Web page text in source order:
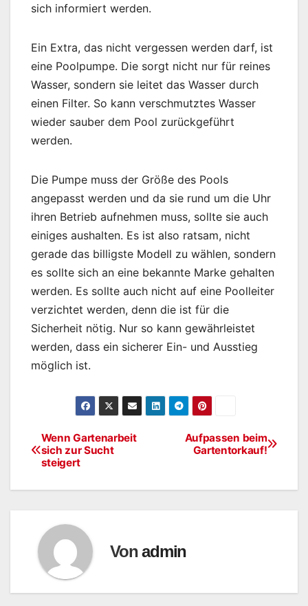
sich informiert werden.
Ein Extra, das nicht vergessen werden darf, ist
eine Poolpumpe. Die sorgt nicht nur für reines
Wasser, sondern sie leitet das Wasser durch
einen Filter. So kann verschmutztes Wasser
wieder sauber dem Pool zurückgeführt
werden.
Die Pumpe muss der Größe des Pools
angepasst werden und da sie rund um die Uhr
ihren Betrieb aufnehmen muss, sollte sie auch
einiges aushalten. Es ist also ratsam, nicht
gerade das billigste Modell zu wählen, sondern
es sollte sich an eine bekannte Marke gehalten
werden. Es sollte auch nicht auf eine Poolleiter
verzichtet werden, denn die ist für die
Sicherheit nötig. Nur so kann gewährleistet
werden, dass ein sicherer Ein- und Ausstieg
möglich ist.
BeitragsnavigationAufpassen beim
Gartentorkauf!
Wenn Gartenarbeit
sich zur Sucht
steigert
Vonadmin